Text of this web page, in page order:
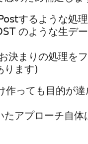
するような処
のような生デ
決まりの処理を
ります)
っても目的が
アプローチ自